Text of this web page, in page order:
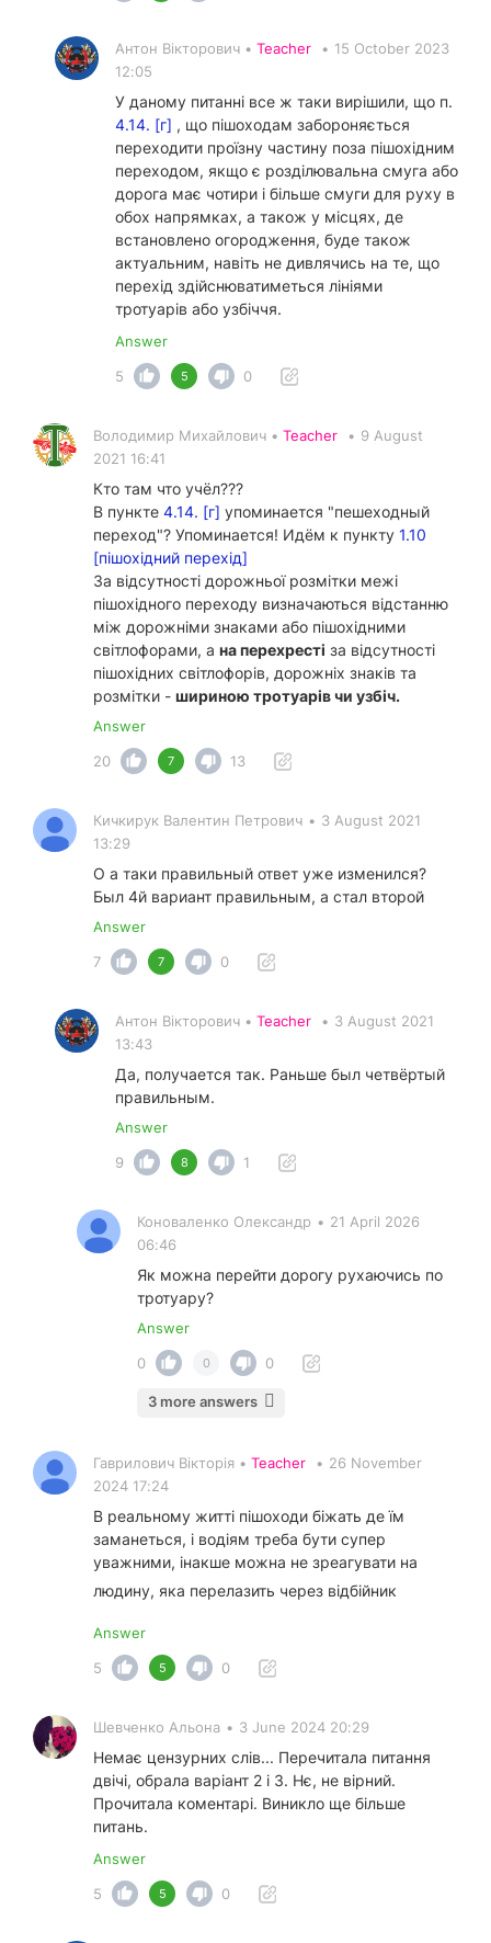
Антон Вікторович • Teacher • 15 October 2023
12:05
У даному питанні все ж таки вирішили, що п.
4.14. [г] , що пішоходам забороняється
переходити проїзну частину поза пішохідним
переходом, якщо є розділювальна смуга або
дорога має чотири і більше смуги для руху в
обох напрямках, а також у місцях, де
встановлено ​​огородження, буде також
актуальним, навіть не дивлячись на те, що
перехід здійснюватиметься лініями
тротуарів або узбіччя.
Answer
5
5 0
Володимир Михайлович • Teacher • 9 August
2021 16:41
Кто там что учёл???
В пункте 4.14. [г] упоминается "пешеходный
переход"? Упоминается! Идём к пункту 1.10
[пішохідний перехід]
За відсутності дорожньої розмітки межі
пішохідного переходу визначаються відстанню
між дорожніми знаками або пішохідними
світлофорами, а на перехресті за відсутності
пішохідних світлофорів, дорожніх знаків та
розмітки - шириною тротуарів чи узбіч.
Answer
20
7 13
Кичкирук Валентин Петрович • 3 August 2021
13:29
О а таки правильный ответ уже изменился?
Был 4й вариант правильным, а стал второй
Answer
7
7 0
Антон Вікторович • Teacher • 3 August 2021
13:43
Да, получается так. Раньше был четвёртый
правильным.
Answer
9
8 1
Коноваленко Олександр • 21 April 2026
06:46
Як можна перейти дорогу рухаючись по
тротуару?
Answer
0
0 0
3 more answers
Гаврилович Вікторія • Teacher • 26 November
2024 17:24
В реальному житті пішоходи біжать де їм
заманеться, і водіям треба бути супер
уважними, інакше можна не зреагувати на
людину, яка перелазить через відбійник
Answer
5
5 0
Шевченко Альона • 3 June 2024 20:29
Немає цензурних слів... Перечитала питання
двічі, обрала варіант 2 і 3. Нє, не вірний.
Прочитала коментарі. Виникло ще більше
питань.
Answer
5
5 0